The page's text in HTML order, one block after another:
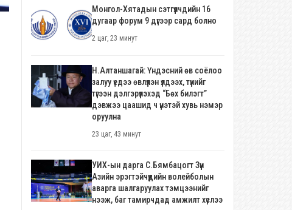
Монгол-Хятадын сэтгүүлчдийн 16
дугаар форум 9 дүгээр сард болно
2 цаг, 23 минут
Н.Алтаншагай: Үндэсний өв соёлоо
залуу үедээ өвлүүлэн үлдээх, түүнийг
түгээн дэлгэрүүлэхэд “Бөх билэгт”
дэвжээ цаашид ч үнэтэй хувь нэмэр
оруулна
23 цаг, 43 минут
УИХ-ын дарга С.Бямбацогт Зүүн
Азийн эрэгтэйчүүдийн волейболын
аварга шалгаруулах тэмцээнийг
нээж, баг тамирчдад амжилт хүслээ